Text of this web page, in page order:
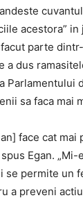
acestora”
parte
a dus
Parlamentului
sa faca mai
face cat mai
Egan.
se permite un
a preveni